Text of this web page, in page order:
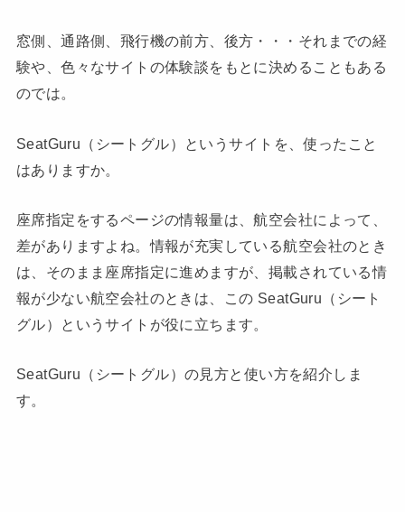
窓側、通路側、飛行機の前方、後方・・・それまでの経
験や、色々なサイトの体験談をもとに決めることもある
のでは。
SeatGuru（シートグル）というサイトを、使ったこと
はありますか。
座席指定をするページの情報量は、航空会社によって、
差がありますよね。情報が充実している航空会社のとき
は、そのまま座席指定に進めますが、掲載されている情
報が少ない航空会社のときは、この SeatGuru（シート
グル）というサイトが役に立ちます。
SeatGuru（シートグル）の見方と使い方を紹介しま
す。